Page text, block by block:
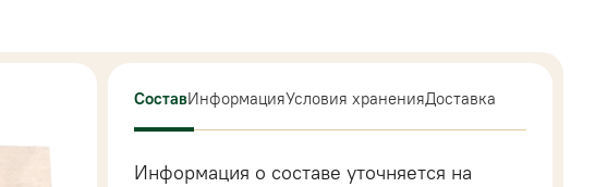
СоставИнформацияУсловия храненияДоставка
Информация о составе уточняется на